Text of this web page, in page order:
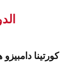
كورتينا